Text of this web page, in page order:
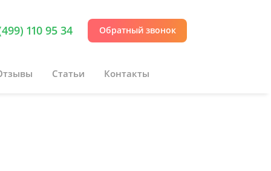
110 95 34 Обратный звонок
Статьи Контакты